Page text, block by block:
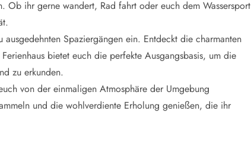
Ob ihr gerne wandert, Rad fahrt oder euch dem Wassersport
Spaziergängen ein. Entdeckt die charmanten
bietet euch die perfekte Ausgangsbasis, um die
zu erkunden.
von der einmaligen Atmosphäre der Umgebung
und die wohlverdiente Erholung genießen, die ihr